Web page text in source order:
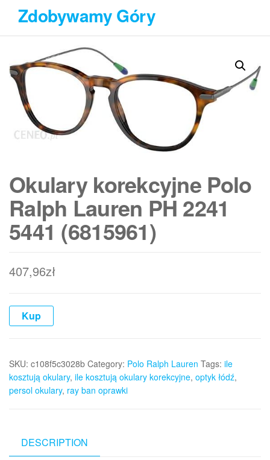
Przejdź
treści
Zdobywamy Góry
Okulary korekcyjne Polo
Ralph Lauren PH 2241
5441 (6815961)
407,96zł
Kup
SKU: c108f5c3028b Category: Polo Ralph Lauren Tags: ile
kosztują okulary, ile kosztują okulary korekcyjne, optyk łódź,
persol okulary, ray ban oprawki
DESCRIPTION